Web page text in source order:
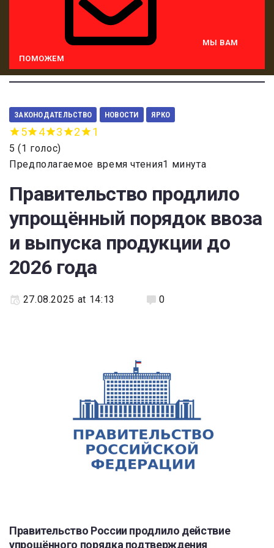
МЫ ВАМ
ПОМОЖЕМ
ЗАКОНОДАТЕЛЬСТВО НОВОСТИ ЯРКО
5 4 3 2 1
5 (1 голос)
Предполагаемое время чтения1 минута
Правительство продлило
упрощённый порядок ввоза
и выпуска продукции до
2026 года
27.08.2025 at 14:13 0
Правительство России продлило действие
упрощённого порядка подтверждения